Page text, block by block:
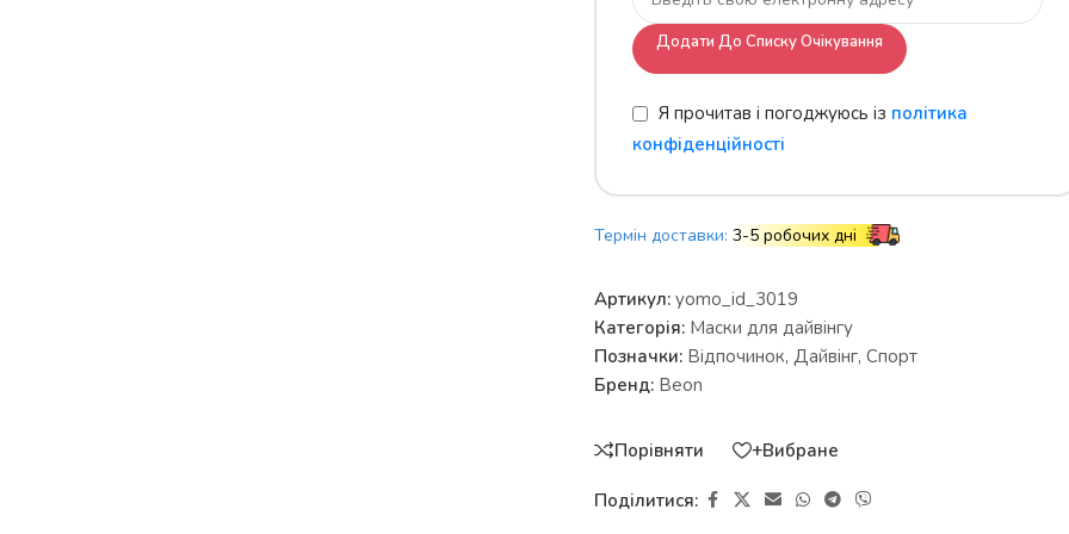
Додати До Списку Очікування
Я прочитав і погоджуюсь із політика
конфіденційності
Термін доставки: 3-5 робочих дні
Артикул: yomo_id_3019
Категорія: Маски для дайвінгу
Позначки: Відпочинок, Дайвінг, Спорт
Бренд: Beon
Порівняти +Вибране
Поділитися: